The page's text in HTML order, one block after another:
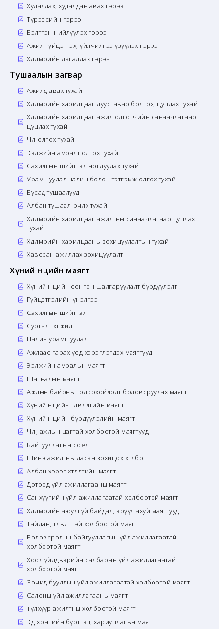
Худалдах, худалдан авах гэрээ
Түрээсийн гэрээ
Бэлтгэн нийлүүлэх гэрээ
Ажил гүйцэтгэх, үйлчилгээ үзүүлэх гэрээ
Хөдөлмөрийн дагалдах гэрээ
Тушаалын загвар
Ажилд авах тухай
Хөдөлмөрийн харилцааг дуусгавар болгох, цуцлах тухай
Хөдөлмөрийн харилцааг ажил олгогчийн санаачлагаар
цуцлах тухай
Чөлөө олгох тухай
Ээлжийн амралт олгох тухай
Сахилгын шийтгэл ногдуулах тухай
Урамшуулал цалин болон тэтгэмж олгох тухай
Бусад тушаалууд
Албан тушаал өөрчлөх тухай
Хөдөлмөрийн харилцааг ажилтны санаачлагаар цуцлах
тухай
Хөдөлмөрийн харилцааны зохицуулалтын тухай
Хавсран ажиллах зохицуулалт
Хүний нөөцийн маягт
Хүний нөөцийн сонгон шалгаруулалт бүрдүүлэлт
Гүйцэтгэлийн үнэлгээ
Сахилгын шийтгэл
Сургалт хөгжил
Цалин урамшуулал
Ажлаас гарах үед хэрэглэгдэх маягтууд
Ээлжийн амралын маягт
Шагналын маягт
Ажлын байрны тодорхойлолт боловсруулах маягт
Хүний нөөцийн төлөвлөлтийн маягт
Хүний нөөцийн бүрдүүлэлийн маягт
Чөлөө, ажлын цагтай холбоотой маягтууд
Байгууллагын соёл
Шинэ ажилтны дасан зохицох хөтөлбөр
Албан хэрэг хөтлөлтийн маягт
Дотоод үйл ажиллагааны маягт
Санхүүгийн үйл ажиллагаатай холбоотой маягт
Хөдөлмөрийн аюулгүй байдал, эрүүл ахуй маягтууд
Тайлан, төлөвлөгөөтэй холбоотой маягт
Боловсролын байгууллагын үйл ажиллагаатай
холбоотой маягт
Хоол үйлдвэрийн салбарын үйл ажиллагаатай
холбоотой маягт
Зочид буудлын үйл ажиллагаатай холбоотой маягт
Салоны үйл ажиллагааны маягт
Түлхүүр ажилтны холбоотой маягт
Эд хөрөнгийн бүртгэл, хариуцлагын маягт